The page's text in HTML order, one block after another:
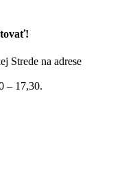
Strede na adrese
– 17,30.